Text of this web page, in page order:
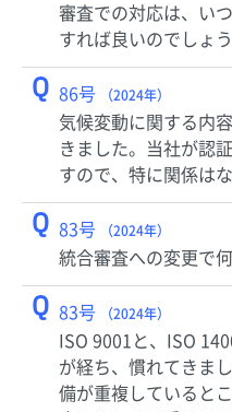
審査での対応は、い
すれば良いのでしょ
Q 86号 （2024年）
気候変動に関する内
きました。当社が認
すので、特に関係は
Q 83号 （2024年）
統合審査への変更で
Q 83号 （2024年）
ISO 9001と、ISO
が経ち、慣れてきま
備が重複していると